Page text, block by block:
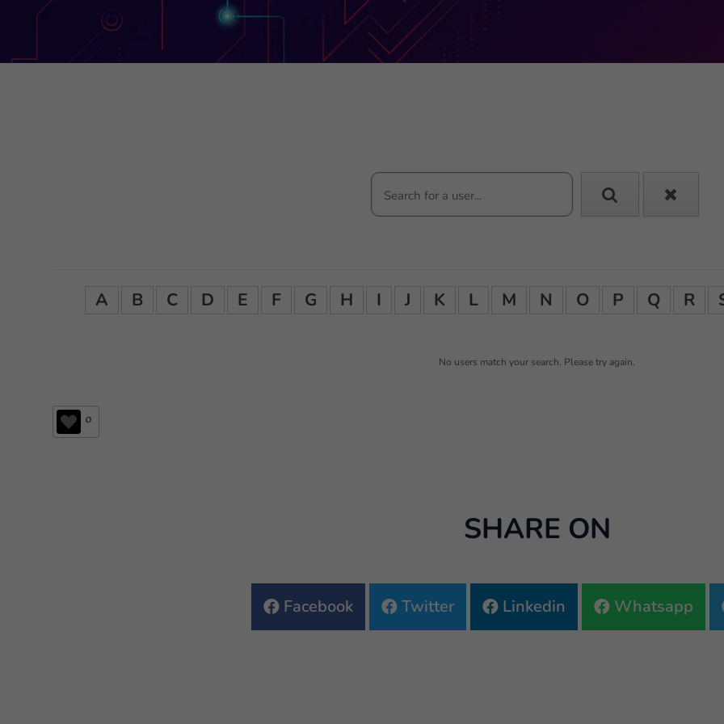
A B C D E F G H I J K L M N O P Q R
No users match your search. Please try again.
0
SHARE ON
Facebook Twitter Linkedin Whatsapp